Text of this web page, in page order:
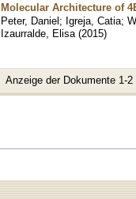
Molecular Architecture of
Peter, Daniel; Igreja, Catia;
Izaurralde, Elisa (2015)
Anzeige der Dokumente 1-2